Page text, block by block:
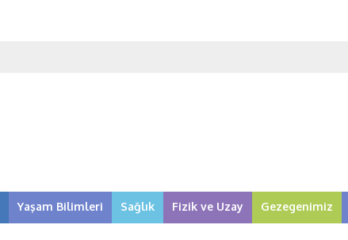
Yaşam Bilimleri Sağlık Fizik ve Uzay Gezegenimiz